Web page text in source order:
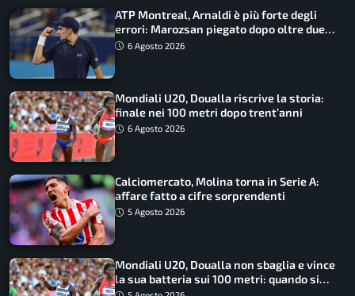
ATP Montreal, Arnaldi è più forte degli
errori: Marozsan piegato dopo oltre due
ore6 Agosto 2026
Mondiali U20, Doualla riscrive la storia:
finale nei 100 metri dopo trent’anni
6 Agosto 2026
Calciomercato, Molina torna in Serie A:
affare fatto a cifre sorprendenti
5 Agosto 2026
Mondiali U20, Doualla non sbaglia e vince
la sua batteria sui 100 metri: quando si